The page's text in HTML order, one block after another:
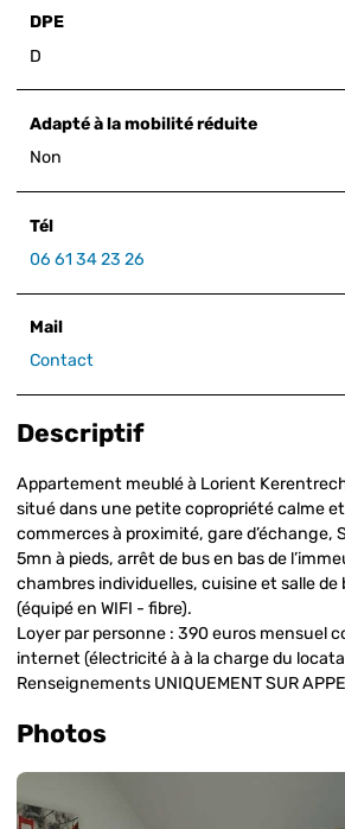
DPE
D
Adapté à la mobilité réduite
Non
Tél
06 61 34 23 26
Mail
Contact
Descriptif
Appartement meublé à Lorient
situé dans une petite copropriété calme
commerces à proximité, gare d’échange,
5mn à pieds, arrêt de bus en bas de
chambres individuelles, cuisine et salle de
(équipé en WIFI - fibre).
Loyer par personne : 390 euros mensuel
internet (électricité à à la charge du
Renseignements UNIQUEMENT SUR
Photos